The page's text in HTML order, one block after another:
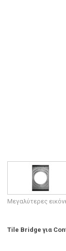
Μεγαλύτερες
Tile Bridge για